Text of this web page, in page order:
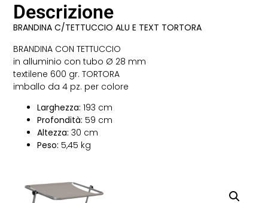
Descrizione
BRANDINA C/TETTUCCIO ALU E TEXT TORTORA
BRANDINA CON TETTUCCIO
in alluminio con tubo Ø 28 mm
textilene 600 gr. TORTORA
imballo da 4 pz. per colore
Larghezza: 193 cm
Profondità: 59 cm
Altezza: 30 cm
Peso: 5,45 kg